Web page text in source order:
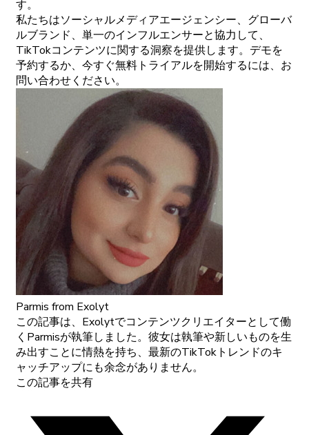
す。
私たちはソーシャルメディアエージェンシー、グローバ
ルブランド、単一のインフルエンサーと協力して、
TikTokコンテンツに関する洞察を提供します。デモを
予約するか、今すぐ無料トライアルを開始するには、お
問い合わせください。
Parmis from Exolyt
この記事は、Exolytでコンテンツクリエイターとして働
くParmisが執筆しました。彼女は執筆や新しいものを生
み出すことに情熱を持ち、最新のTikTokトレンドのキ
ャッチアップにも余念がありません。
この記事を共有